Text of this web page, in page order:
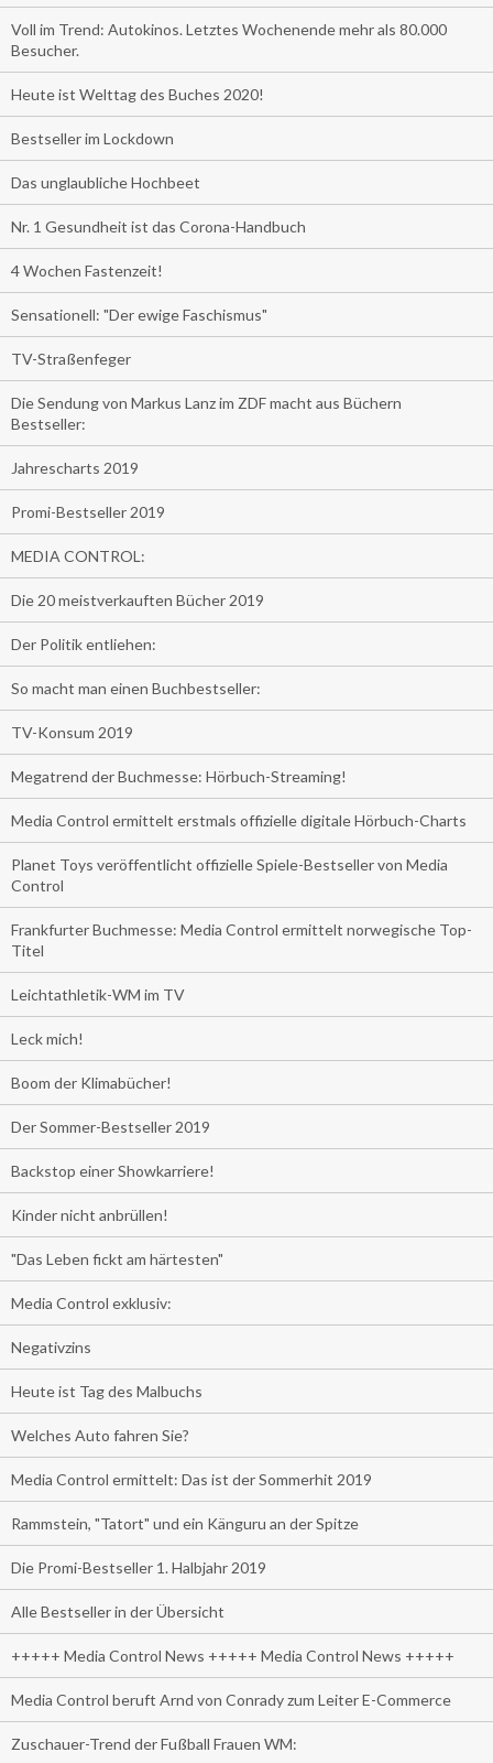
Voll im Trend: Autokinos. Letztes Wochenende mehr als 80.000
Besucher.
Heute ist Welttag des Buches 2020!
Bestseller im Lockdown
Das unglaubliche Hochbeet
Nr. 1 Gesundheit ist das Corona-Handbuch
4 Wochen Fastenzeit!
Sensationell: "Der ewige Faschismus"
TV-Straßenfeger
Die Sendung von Markus Lanz im ZDF macht aus Büchern
Bestseller:
Jahrescharts 2019
Promi-Bestseller 2019
MEDIA CONTROL:
Die 20 meistverkauften Bücher 2019
Der Politik entliehen:
So macht man einen Buchbestseller:
TV-Konsum 2019
Megatrend der Buchmesse: Hörbuch-Streaming!
Media Control ermittelt erstmals offizielle digitale Hörbuch-Charts
Planet Toys veröffentlicht offizielle Spiele-Bestseller von Media
Control
Frankfurter Buchmesse: Media Control ermittelt norwegische Top-
Titel
Leichtathletik-WM im TV
Leck mich!
Boom der Klimabücher!
Der Sommer-Bestseller 2019
Backstop einer Showkarriere!
Kinder nicht anbrüllen!
"Das Leben fickt am härtesten"
Media Control exklusiv:
Negativzins
Heute ist Tag des Malbuchs
Welches Auto fahren Sie?
Media Control ermittelt: Das ist der Sommerhit 2019
Rammstein, "Tatort" und ein Känguru an der Spitze
Die Promi-Bestseller 1. Halbjahr 2019
Alle Bestseller in der Übersicht
+++++ Media Control News +++++ Media Control News +++++
Media Control beruft Arnd von Conrady zum Leiter E-Commerce
Zuschauer-Trend der Fußball Frauen WM: